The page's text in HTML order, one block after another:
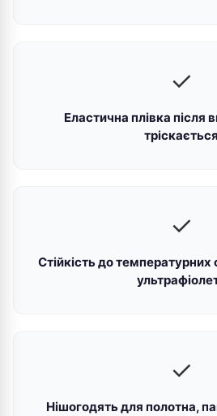
✓
Еластична плівка після
тріскається
✓
Стійкість до температурних
✓
Нішогодять для полотна,